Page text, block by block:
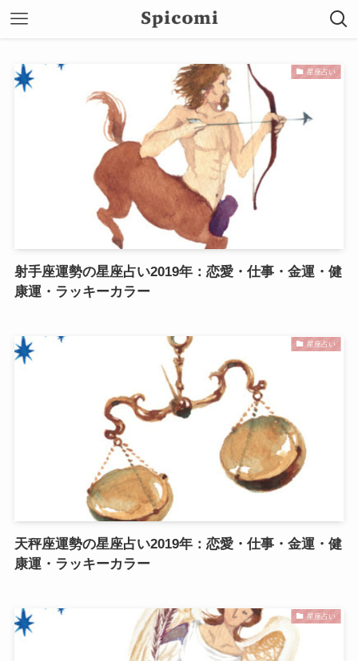
星座占い
射手座運勢の星座占い2019年：恋愛・仕事・金運・健
康運・ラッキーカラー
星座占い
天秤座運勢の星座占い2019年：恋愛・仕事・金運・健
康運・ラッキーカラー
星座占い